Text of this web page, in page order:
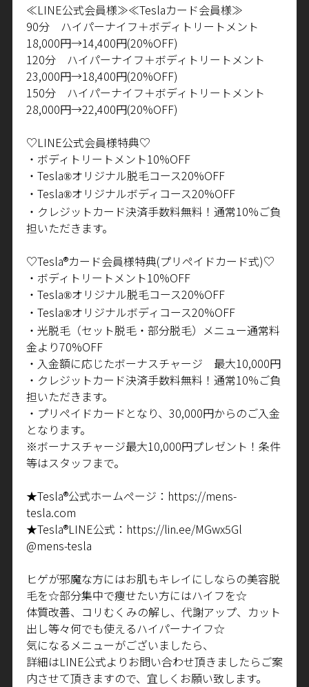
≪LINE公式会員様≫≪Teslaカード会員様≫
90分 ハイパーナイフ＋ボディトリートメント
18,000円→14,400円(20%OFF)
120分 ハイパーナイフ＋ボディトリートメント
23,000円→18,400円(20%OFF)
150分 ハイパーナイフ＋ボディトリートメント
28,000円→22,400円(20%OFF)
♡LINE公式会員様特典♡
・ボディトリートメント10%OFF
・ Tesla®オリジナル脱毛コース20%OFF
・ Tesla®オリジナルボディコース20%OFF
・クレジットカード決済手数料無料！通常10%ご負
担いただきます。
♡Tesla®カード会員様特典(プリペイドカード式)♡
・ボディトリートメント10%OFF
・ Tesla®オリジナル脱毛コース20%OFF
・ Tesla®オリジナルボディコース20%OFF
・光脱毛（セット脱毛・部分脱毛）メニュー通常料
金より70%OFF
・入金額に応じたボーナスチャージ 最大10,000円
・クレジットカード決済手数料無料！通常10%ご負
担いただきます。
・プリペイドカードとなり、 30,000円からのご入金
となります。
※ボーナスチャージ最大10,000円プレゼント！条件
等はスタッフまで。
★Tesla®公式ホームページ： https://mens-
tesla.com
★Tesla®LINE公式： https://lin.ee/MGwx5Gl
@mens-tesla
ヒゲが邪魔な方にはお肌もキレイにしならの美容脱
毛を☆部分集中で痩せたい方にはハイフを☆
体質改善、コリむくみの解し、代謝アップ、カット
出し等々何でも使えるハイパーナイフ☆
気になるメニューがございましたら、
詳細はLINE公式よりお問い合わせ頂きましたらご案
内させて頂きますので、宜しくお願い致します。